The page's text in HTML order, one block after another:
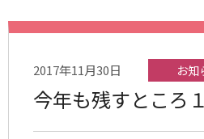
2017年11月30日 お知
今年も残すところ